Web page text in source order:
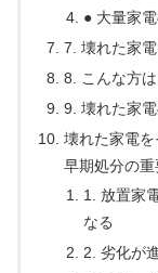
● 大量家
7. 壊れた家
8. こんな方
9. 壊れた家
壊れた家電を
早期処分の重
1. 放置家
なる
2. 劣化が